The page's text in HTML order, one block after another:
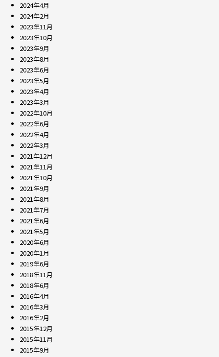
2024年4月
2024年2月
2023年11月
2023年10月
2023年9月
2023年8月
2023年6月
2023年5月
2023年4月
2023年3月
2022年10月
2022年6月
2022年4月
2022年3月
2021年12月
2021年11月
2021年10月
2021年9月
2021年8月
2021年7月
2021年6月
2021年5月
2020年6月
2020年1月
2019年6月
2018年11月
2018年6月
2016年4月
2016年3月
2016年2月
2015年12月
2015年11月
2015年9月